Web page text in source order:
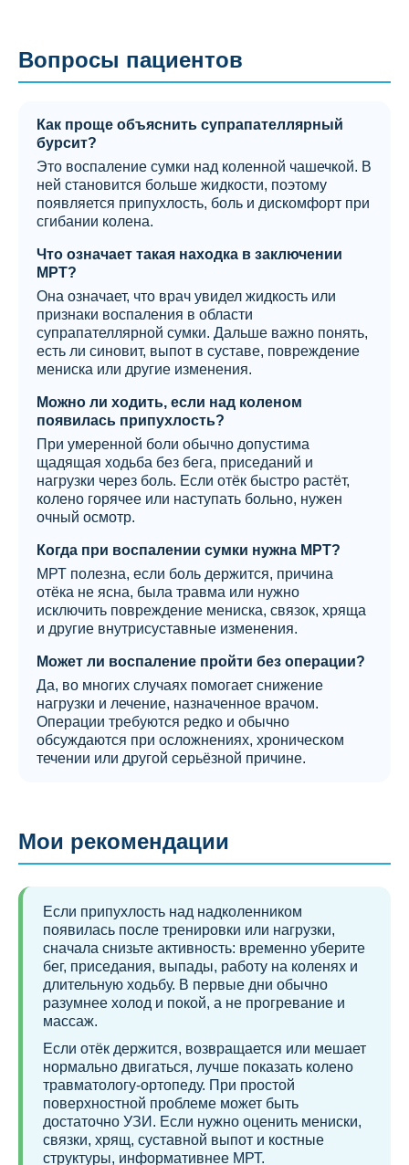
Вопросы пациентов
Как проще объяснить супрапателлярный
бурсит?
Это воспаление сумки над коленной чашечкой. В
ней становится больше жидкости, поэтому
появляется припухлость, боль и дискомфорт при
сгибании колена.
Что означает такая находка в заключении
МРТ?
Она означает, что врач увидел жидкость или
признаки воспаления в области
супрапателлярной сумки. Дальше важно понять,
есть ли синовит, выпот в суставе, повреждение
мениска или другие изменения.
Можно ли ходить, если над коленом
появилась припухлость?
При умеренной боли обычно допустима
щадящая ходьба без бега, приседаний и
нагрузки через боль. Если отёк быстро растёт,
колено горячее или наступать больно, нужен
очный осмотр.
Когда при воспалении сумки нужна МРТ?
МРТ полезна, если боль держится, причина
отёка не ясна, была травма или нужно
исключить повреждение мениска, связок, хряща
и другие внутрисуставные изменения.
Может ли воспаление пройти без операции?
Да, во многих случаях помогает снижение
нагрузки и лечение, назначенное врачом.
Операции требуются редко и обычно
обсуждаются при осложнениях, хроническом
течении или другой серьёзной причине.
Мои рекомендации
Если припухлость над надколенником
появилась после тренировки или нагрузки,
сначала снизьте активность: временно уберите
бег, приседания, выпады, работу на коленях и
длительную ходьбу. В первые дни обычно
разумнее холод и покой, а не прогревание и
массаж.
Если отёк держится, возвращается или мешает
нормально двигаться, лучше показать колено
травматологу-ортопеду. При простой
поверхностной проблеме может быть
достаточно УЗИ. Если нужно оценить мениски,
связки, хрящ, суставной выпот и костные
структуры, информативнее МРТ.